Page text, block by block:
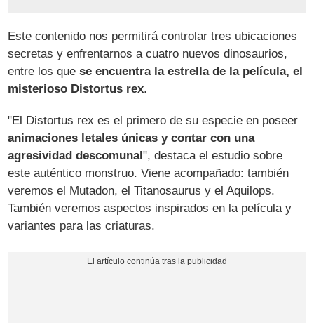
Este contenido nos permitirá controlar tres ubicaciones
secretas y enfrentarnos a cuatro nuevos dinosaurios,
entre los que se encuentra la estrella de la película, el
misterioso Distortus rex.
"El Distortus rex es el primero de su especie en poseer
animaciones letales únicas y contar con una
agresividad descomunal", destaca el estudio sobre
este auténtico monstruo. Viene acompañado: también
veremos el Mutadon, el Titanosaurus y el Aquilops.
También veremos aspectos inspirados en la película y
variantes para las criaturas.